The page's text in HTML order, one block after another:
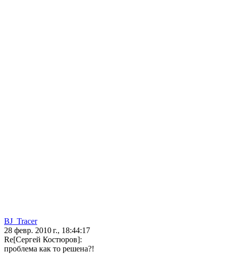
BJ_Tracer
28 февр. 2010 г., 18:44:17
Re[Сергей Костюров]:
проблема как то решена?!